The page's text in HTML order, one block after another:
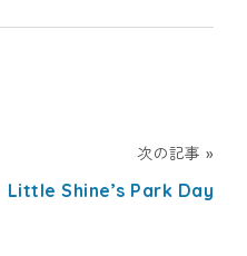
次の記事
Little Shine’s Park Day